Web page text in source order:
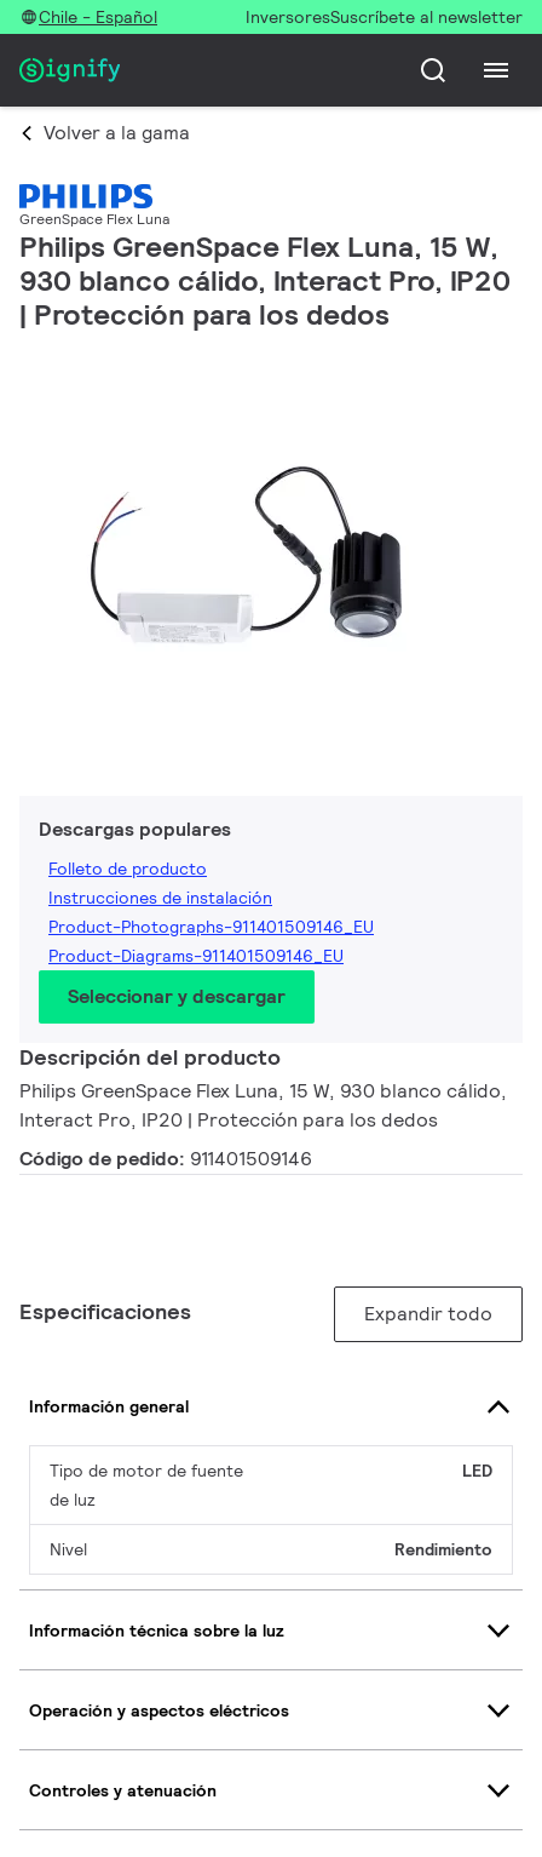
Chile - Español InversoresSuscríbete al newsletter
Volver a la gama
GreenSpace Flex Luna
Philips GreenSpace Flex Luna, 15 W,
930 blanco cálido, Interact Pro, IP20
| Protección para los dedos
Descargas populares
Folleto de producto
Instrucciones de instalación
Product-Photographs-911401509146_EU
Product-Diagrams-911401509146_EU
Seleccionar y descargar
Descripción del producto
Philips GreenSpace Flex Luna, 15 W, 930 blanco cálido,
Interact Pro, IP20 | Protección para los dedos
Código de pedido: 911401509146
Especificaciones Expandir todo
Información general
Tipo de motor de fuente
de luz
LED
Nivel Rendimiento
Información técnica sobre la luz
Operación y aspectos eléctricos
Controles y atenuación